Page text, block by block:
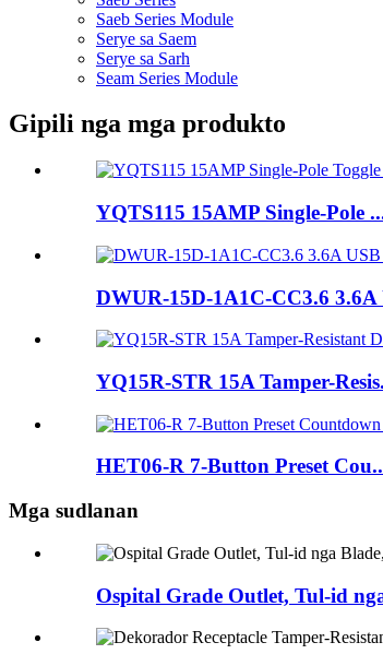
Saeb Series Module
Serye sa Saem
Serye sa Sarh
Seam Series Module
Gipili nga mga produkto
YQTS115 15AMP Single-Pole
DWUR-15D-1A1C-CC3.6 3.6A
YQ15R-STR 15A Tamper-
HET06-R 7-Button Preset
Mga sudlanan
Ospital Grade Outlet, Tul-id